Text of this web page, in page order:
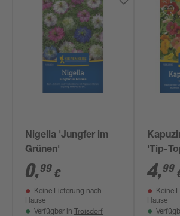
Nigella 'Jungfer im
Grünen'
0,99 €
Keine Lieferung nach
Hause
Verfügbar in Troisdorf
'Tip-
4,99
Keine
Hause